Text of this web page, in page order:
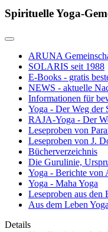
Spirituelle Yoga-
ARUNA
SOLARIS seit 1988
E-Books - gratis
NEWS - aktuelle
Informationen für
Yoga - Der Weg der
RAJA-Yoga - Der
Leseproben von
Leseproben von J.
Bücherverzeichnis
Die Gurulinie,
Yoga - Berichte von
Yoga - Maha Yoga
Leseproben aus den
Aus dem Leben
Details